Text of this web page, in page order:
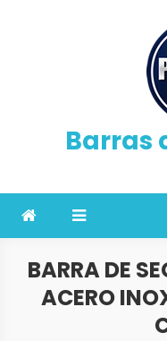
Barras
BARRA DE
ACERO